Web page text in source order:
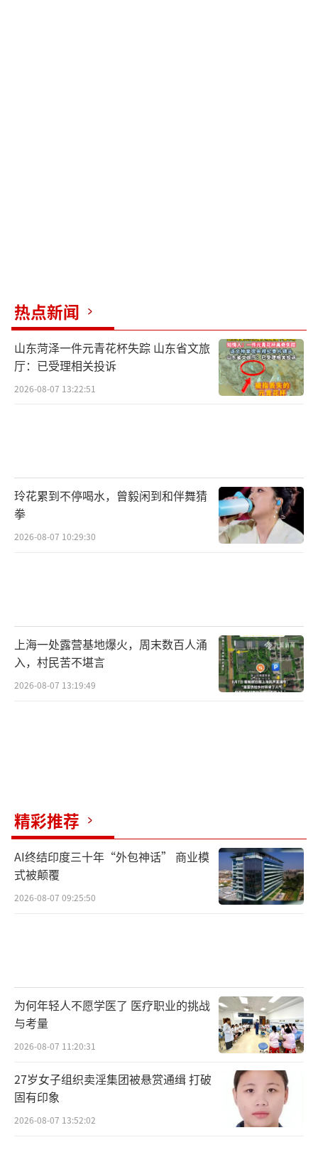
热点新闻
山东菏泽一件元青花杯失踪 山东省文旅
厅：已受理相关投诉
2026-08-07 13:22:51
玲花累到不停喝水，曾毅闲到和伴舞猜
拳
2026-08-07 10:29:30
上海一处露营基地爆火，周末数百人涌
入，村民苦不堪言
2026-08-07 13:19:49
精彩推荐
AI终结印度三十年“外包神话” 商业模
式被颠覆
2026-08-07 09:25:50
为何年轻人不愿学医了 医疗职业的挑战
与考量
2026-08-07 11:20:31
27岁女子组织卖淫集团被悬赏通缉 打破
固有印象
2026-08-07 13:52:02